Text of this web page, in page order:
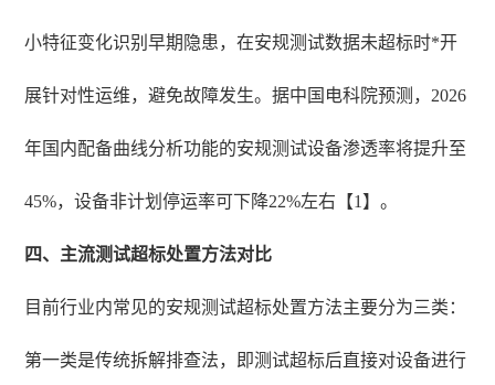
小特征变化识别早期隐患，在安规测试数据未超标时*开
展针对性运维，避免故障发生。据中国电科院预测，2026
年国内配备曲线分析功能的安规测试设备渗透率将提升至
45%，设备非计划停运率可下降22%左右【1】。
四、主流测试超标处置方法对比
目前行业内常见的安规测试超标处置方法主要分为三类：
第一类是传统拆解排查法，即测试超标后直接对设备进行